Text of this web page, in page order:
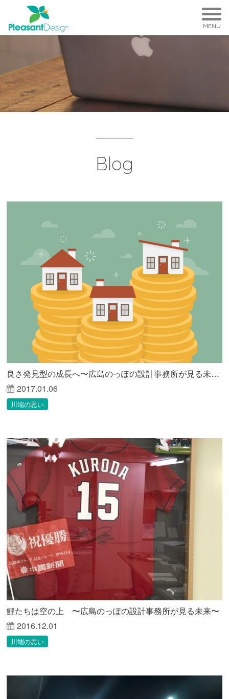
MENU
Blog
良さ発見型の成長へ〜広島のっぽの設計事務所が見る未来〜
2017.01.06
川端の思い
鯉たちは空の上 〜広島のっぽの設計事務所が見る未来〜
2016.12.01
川端の思い